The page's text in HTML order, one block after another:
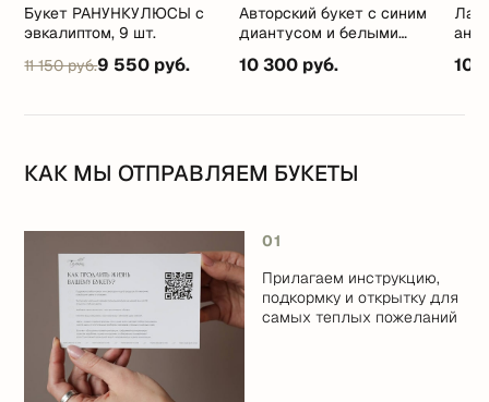
Букет РАНУНКУЛЮСЫ с
эвкалиптом, 9 шт.
9 550 руб.
11 150 руб.
Авторский букет с синим
диантусом и белыми
10 300 руб. 10
КАК МЫ ОТПРАВЛЯЕМ БУКЕТЫ
01
Прилагаем инструкцию,
подкормку и открытку для
самых теплых пожеланий